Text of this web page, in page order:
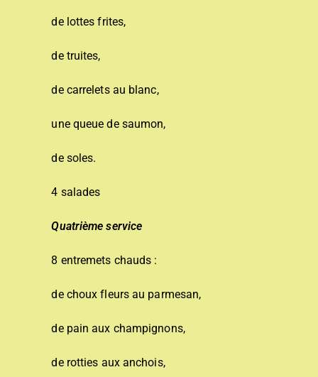
de lottes frites,
de truites,
de carrelets au blanc,
une queue de saumon,
de soles.
4 salades
Quatrième service
8 entremets chauds :
de choux fleurs au parmesan,
de pain aux champignons,
de rotties aux anchois,